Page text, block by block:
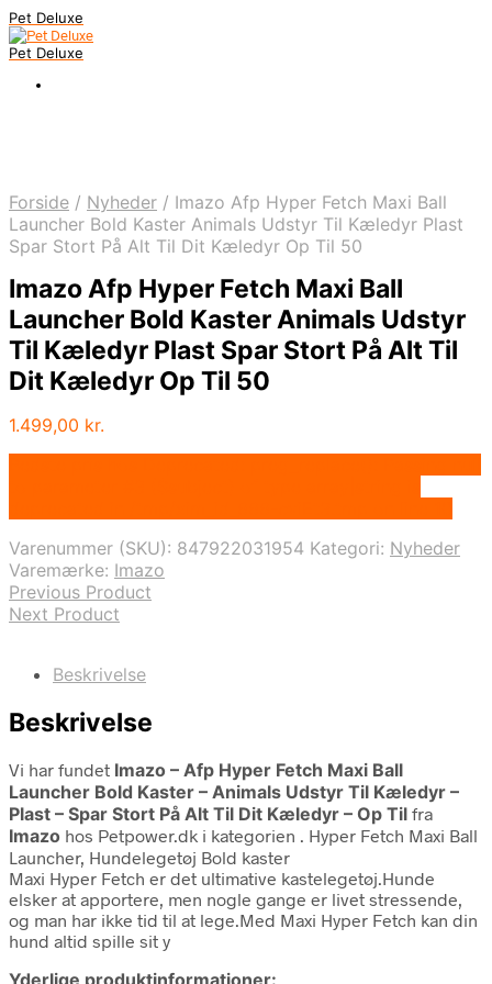
Pet Deluxe
Pet Deluxe
Forside / Nyheder / Imazo Afp Hyper Fetch Maxi Ball
Launcher Bold Kaster Animals Udstyr Til Kæledyr Plast
Spar Stort På Alt Til Dit Kæledyr Op Til 50
Imazo Afp Hyper Fetch Maxi Ball
Launcher Bold Kaster Animals Udstyr
Til Kæledyr Plast Spar Stort På Alt Til
Dit Kæledyr Op Til 50
1.499,00 kr.
Varenummer (SKU): 847922031954 Kategori: Nyheder
Varemærke: Imazo
Previous Product
Next Product
Beskrivelse
Beskrivelse
Vi har fundet Imazo – Afp Hyper Fetch Maxi Ball
Launcher Bold Kaster – Animals Udstyr Til Kæledyr –
Plast – Spar Stort På Alt Til Dit Kæledyr – Op Til fra
Imazo hos Petpower.dk i kategorien . Hyper Fetch Maxi Ball
Launcher, Hundelegetøj Bold kaster
Maxi Hyper Fetch er det ultimative kastelegetøj.Hunde
elsker at apportere, men nogle gange er livet stressende,
og man har ikke tid til at lege.Med Maxi Hyper Fetch kan din
hund altid spille sit y
Yderlige produktinformationer: